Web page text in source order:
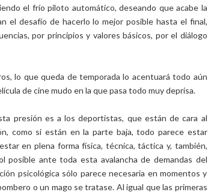
el frío piloto automático, deseando que acabe la
el desafío de hacerlo lo mejor posible hasta el final,
por principios y valores básicos, por el diálogo
lo que queda de temporada lo acentuará todo aún
de cine mudo en la que pasa todo muy deprisa.
presión es a los deportistas, que están de cara al
como si están en la parte baja, todo parece estar
en plena forma física, técnica, táctica y, también,
posible ante toda esta avalancha de demandas del
psicológica sólo parece necesaria en momentos y
o un mago se tratase. Al igual que las primeras